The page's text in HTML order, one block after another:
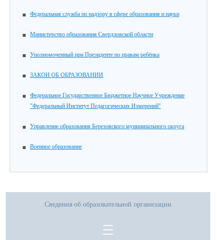
Федеральная служба по надзору в сфере образования и науки
Министерство образования Свердловской области
Уполномоченный при Президенте по правам ребёнка
ЗАКОН ОБ ОБРАЗОВАНИИ
Федеральное Государственное Бюджетное Научное Учреждение
"Федеральный Институт Педагогических Измерений"
Управление образования Березовского муниципального округа
Военное образование
Сведения об образовательной организации